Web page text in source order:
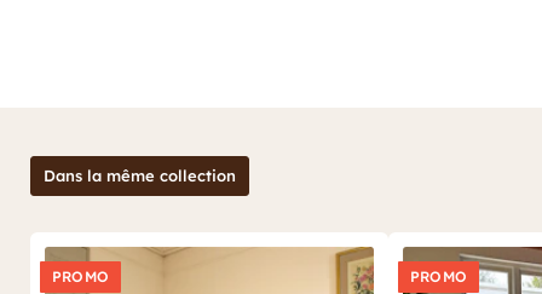
Dans la même collection
PROMO PROMO